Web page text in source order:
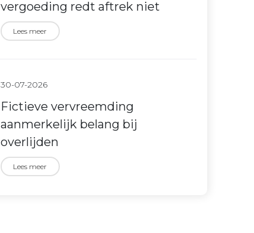
vergoeding redt aftrek niet
Lees meer
30-07-2026
Fictieve vervreemding
aanmerkelijk belang bij
overlijden
Lees meer